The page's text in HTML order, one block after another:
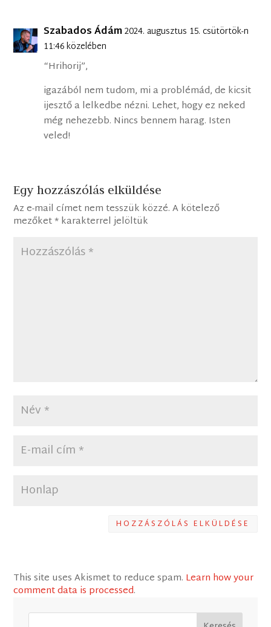
Szabados Ádám2024. augusztus 15. csütörtök-n
11:46 közelében
“Hrihorij”,
igazából nem tudom, mi a problémád, de kicsit
ijesztő a lelkedbe nézni. Lehet, hogy ez neked
még nehezebb. Nincs bennem harag. Isten
veled!
Egy hozzászólás elküldése
Az e-mail címet nem tesszük közzé. A kötelező
mezőket*karakterrel jelöltük
HOZZÁSZÓLÁS ELKÜLDÉSE
This site uses Akismet to reduce spam. Learn how your
comment data is processed.